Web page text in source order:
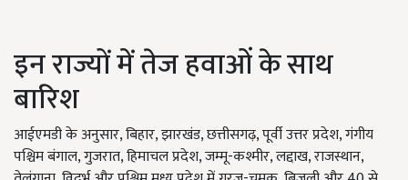
इन राज्यों में तेज हवाओं के साथ
बारिश
आईएमडी के अनुसार, बिहार, झारखंड, छत्तीसगढ़, पूर्वी उत्तर प्रदेश, गंगीय
पश्चिम बंगाल, गुजरात, हिमाचल प्रदेश, जम्मू-कश्मीर, लद्दाख, राजस्थान,